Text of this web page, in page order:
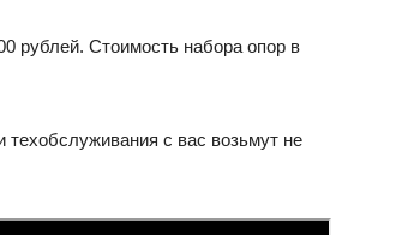
рублей. Стоимость набора опор в
техобслуживания с вас возьмут не